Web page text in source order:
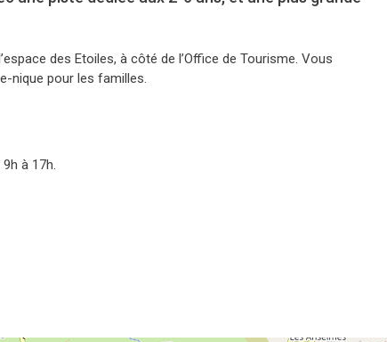
des Etoiles, à côté de l’Office de Tourisme. Vous
nique pour les familles.
à 17h.